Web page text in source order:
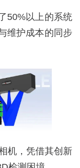
50%以上的系统
维护成本的同步
机，凭借其创新